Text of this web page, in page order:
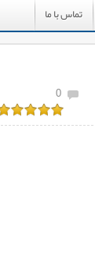
تماس با ما
0